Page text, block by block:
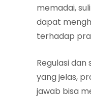
memadai,
dapat
terhadap
Regulasi
yang jelas,
jawab bisa